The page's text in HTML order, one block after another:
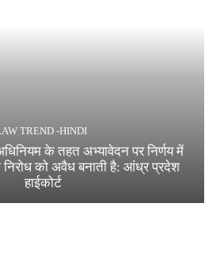
TREND -HINDI
के तहत अभ्यावेदन पर निर्णय में
निरोध को अवैध बनाती है: आंध्र प्रदेश
हाईकोर्ट